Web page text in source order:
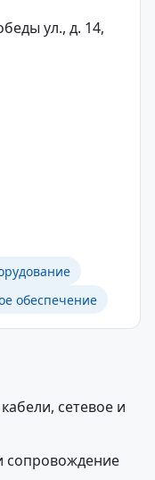
ул., д. 14,
обеспечение
сетевое и
сопровождение